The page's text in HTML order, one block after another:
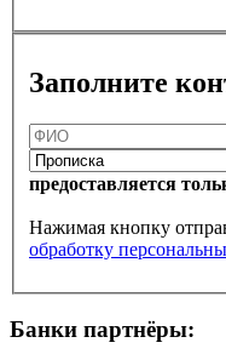
Заполните
предоставляется
Нажимая кнопку
обработку
Банки партнёры: